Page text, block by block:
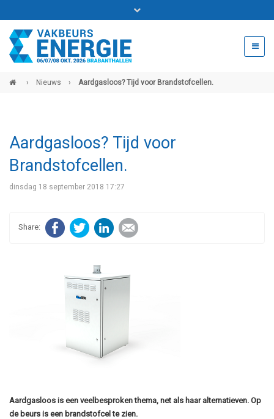
Bel ons voor info 0294 - 74 50 70
beurs@54events.nl
› Nieuws › Aardgasloos? Tijd voor Brandstofcellen.
Aardgasloos? Tijd voor
Brandstofcellen.
dinsdag 18 september 2018 17:27
FacebookTwitter LinkedIn
Aardgasloos is een veelbesproken thema, net als haar alternatieven. Op
de beurs is een brandstofcel te zien.